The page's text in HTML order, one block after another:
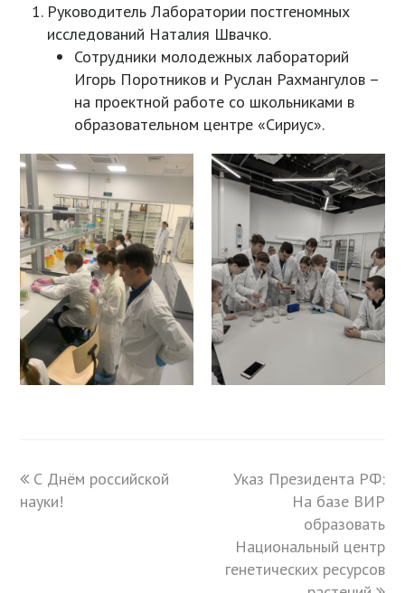
Руководитель Лаборатории постгеномных
исследований Наталия Швачко.
Сотрудники молодежных лабораторий
Игорь Поротников и Руслан Рахмангулов –
на проектной работе со школьниками в
образовательном центре «Сириус».
previous
post:
С Днём российской
науки!
next
Указ Президента РФ:
На базе ВИР
образовать
Национальный центр
генетических ресурсов